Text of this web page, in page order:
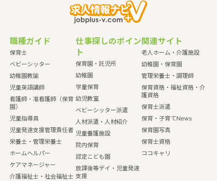
職種ガイド
保育士
ベビーシッター
幼稚園教諭
児童英語講師
看護師・准看護師（保育
園）
児童指導員
児童発達支援管理責任者
栄養士・管理栄養士
ホームヘルパー
ケアマネージャー
介護福祉士・社会福祉士
仕事探しのポイン
ト
保育園・託児所
幼稚園
学童保育
幼児教室
ベビーシッター派遣
人材派遣・人材紹介
児童養護施設
院内保育
認定こども園
放課後等デイ・児童発達
支援
関連サイト
老人ホーム・介護施設
幼稚園・保育園
管理栄養士・調理師
保育資格・福祉資格・介
護資格
保育士派遣
保育・子育てNews
保育園写真
保育士資格
ココキャリ